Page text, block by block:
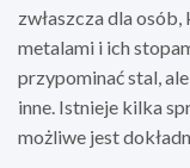
zwłaszcza dla
metalami i ich
przypominać stal,
inne. Istnieje kilka
możliwe jest